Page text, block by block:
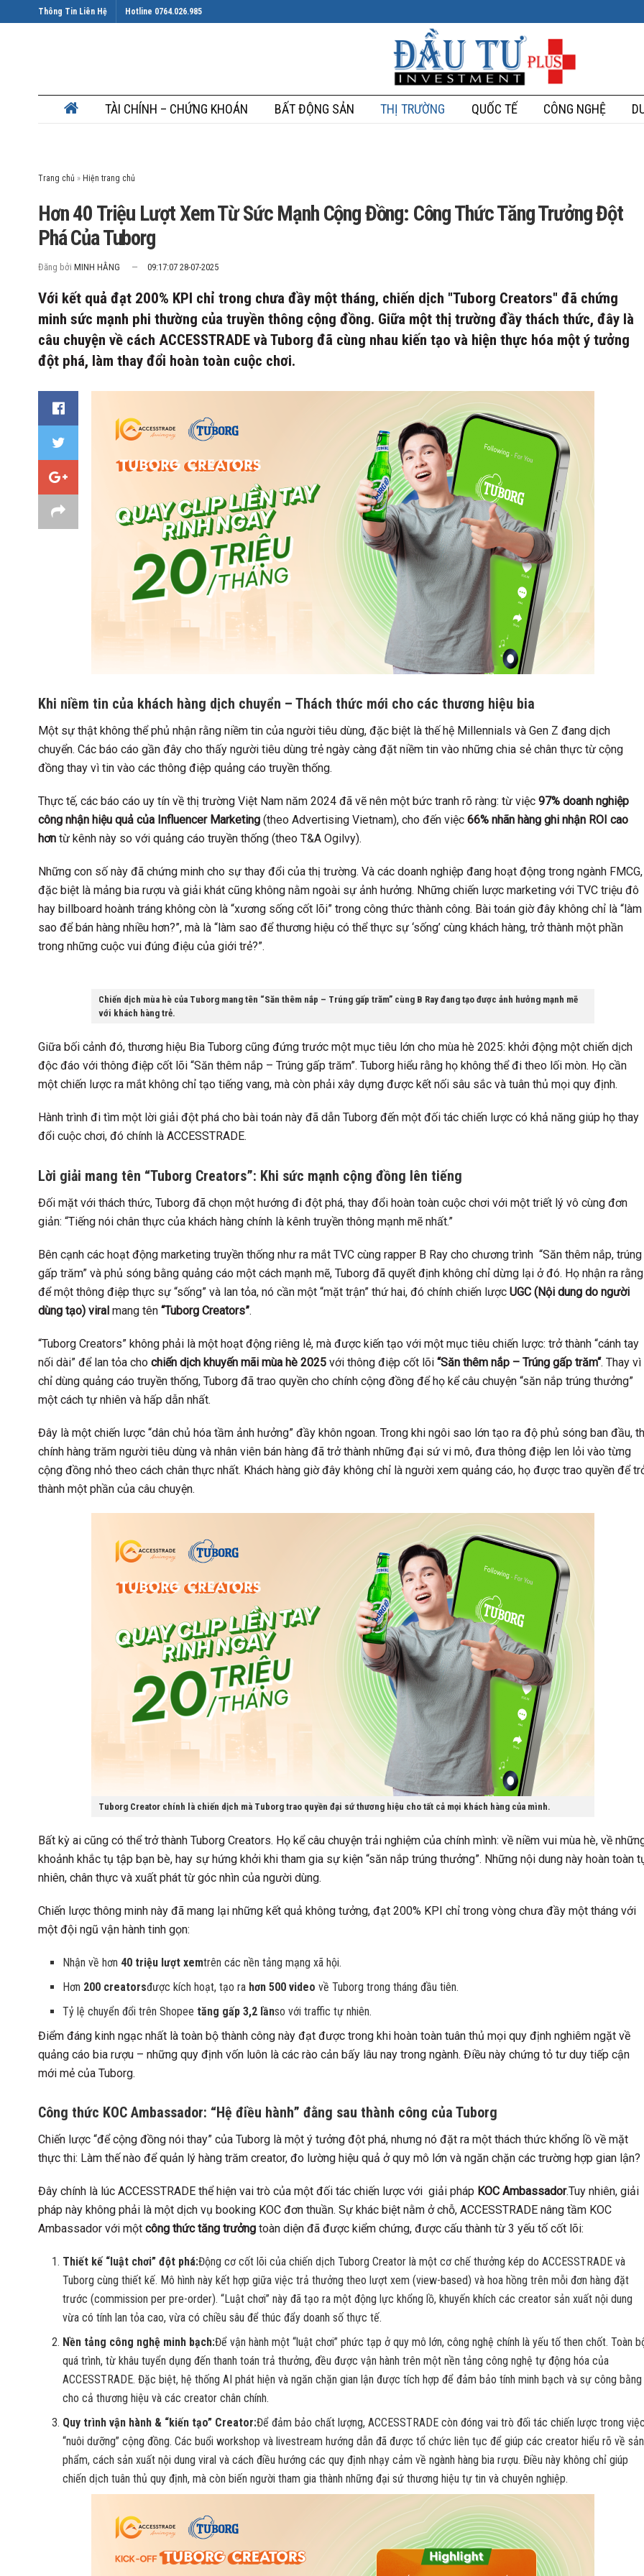
Thông Tin Liên Hệ Hotline 0764.026.985
TÀI CHÍNH – CHỨNG KHOÁN BẤT ĐỘNG SẢN THỊ TRƯỜNG QUỐC TẾ CÔNG NGHỆ
Trang chủ »
Hơn 40 Triệu Lượt Xem Từ Sức Mạnh Cộng Đồng: Công Thức Tăng Trưởng Đột
Phá Của Tuborg
Đăng bởi MINH HẰNG 09:17:07 28-07-2025
Với kết quả đạt 200% KPI chỉ trong chưa đầy một tháng, chiến dịch "Tuborg Creators" đã chứng
minh sức mạnh phi thường của truyền thông cộng đồng. Giữa một thị trường đầy thách thức, đây là
câu chuyện về cách ACCESSTRADE và Tuborg đã cùng nhau kiến tạo và hiện thực hóa một ý tưởng
đột phá, làm thay đổi hoàn toàn cuộc chơi.
Khi niềm tin của khách hàng dịch chuyển – Thách thức mới cho các thương hiệu bia
Một sự thật không thể phủ nhận rằng niềm tin của người tiêu dùng, đặc biệt là thế hệ Millennials và Gen Z đang dịch
chuyển. Các báo cáo gần đây cho thấy người tiêu dùng trẻ ngày càng đặt niềm tin vào những chia sẻ chân thực từ cộng
đồng thay vì tin vào các thông điệp quảng cáo truyền thống.
Thực tế, các báo cáo uy tín về thị trường Việt Nam năm 2024 đã vẽ nên một bức tranh rõ ràng: từ việc 97% doanh nghiệp
công nhận hiệu quả của Influencer Marketing (theo Advertising Vietnam), cho đến việc 66% nhãn hàng ghi nhận ROI cao
hơn từ kênh này so với quảng cáo truyền thống (theo T&A Ogilvy).
Những con số này đã chứng minh cho sự thay đổi của thị trường. Và các doanh nghiệp đang hoạt động trong ngành FMCG,
đặc biệt là mảng bia rượu và giải khát cũng không nằm ngoài sự ảnh hưởng. Những chiến lược marketing với TVC triệu đô
hay billboard hoành tráng không còn là “xương sống cốt lõi” trong công thức thành công. Bài toán giờ đây không chỉ là “làm
sao để bán hàng nhiều hơn?”, mà là “làm sao để thương hiệu có thể thực sự ‘sống’ cùng khách hàng, trở thành một phần
trong những cuộc vui đúng điệu của giới trẻ?”.
Chiến dịch mùa hè của Tuborg mang tên “Săn thêm nắp – Trúng gấp trăm” cùng B Ray đang tạo được ảnh hưởng mạnh mẽ
với khách hàng trẻ.
Giữa bối cảnh đó, thương hiệu Bia Tuborg cũng đứng trước một mục tiêu lớn cho mùa hè 2025: khởi động một chiến dịch
độc đáo với thông điệp cốt lõi “Săn thêm nắp – Trúng gấp trăm”. Tuborg hiểu rằng họ không thể đi theo lối mòn. Họ cần
một chiến lược ra mắt không chỉ tạo tiếng vang, mà còn phải xây dựng được kết nối sâu sắc và tuân thủ mọi quy định.
Hành trình đi tìm một lời giải đột phá cho bài toán này đã dẫn Tuborg đến một đối tác chiến lược có khả năng giúp họ thay
đổi cuộc chơi, đó chính là ACCESSTRADE.
Lời giải mang tên “Tuborg Creators”: Khi sức mạnh cộng đồng lên tiếng
Đối mặt với thách thức, Tuborg đã chọn một hướng đi đột phá, thay đổi hoàn toàn cuộc chơi với một triết lý vô cùng đơn
giản: “Tiếng nói chân thực của khách hàng chính là kênh truyền thông mạnh mẽ nhất.”
Bên cạnh các hoạt động marketing truyền thống như ra mắt TVC cùng rapper B Ray cho chương trình “Săn thêm nắp, trúng
gấp trăm” và phủ sóng bằng quảng cáo một cách mạnh mẽ, Tuborg đã quyết định không chỉ dừng lại ở đó. Họ nhận ra rằng
để một thông điệp thực sự “sống” và lan tỏa, nó cần một “mặt trận” thứ hai, đó chính chiến lược UGC (Nội dung do người
dùng tạo) viral mang tên “Tuborg Creators”.
“Tuborg Creators” không phải là một hoạt động riêng lẻ, mà được kiến tạo với một mục tiêu chiến lược: trở thành “cánh tay
nối dài” để lan tỏa cho chiến dịch khuyến mãi mùa hè 2025 với thông điệp cốt lõi “Săn thêm nắp – Trúng gấp trăm“. Thay vì
chỉ dùng quảng cáo truyền thống, Tuborg đã trao quyền cho chính cộng đồng để họ kể câu chuyện “săn nắp trúng thưởng”
một cách tự nhiên và hấp dẫn nhất.
Đây là một chiến lược “dân chủ hóa tầm ảnh hưởng” đầy khôn ngoan. Trong khi ngôi sao lớn tạo ra độ phủ sóng ban đầu,
chính hàng trăm người tiêu dùng và nhân viên bán hàng đã trở thành những đại sứ vi mô, đưa thông điệp len lỏi vào từng
cộng đồng nhỏ theo cách chân thực nhất. Khách hàng giờ đây không chỉ là người xem quảng cáo, họ được trao quyền để
thành một phần của câu chuyện.
Tuborg Creator chính là chiến dịch mà Tuborg trao quyền đại sứ thương hiệu cho tất cả mọi khách hàng của mình.
Bất kỳ ai cũng có thể trở thành Tuborg Creators. Họ kể câu chuyện trải nghiệm của chính mình: về niềm vui mùa hè, về
khoảnh khắc tụ tập bạn bè, hay sự hứng khởi khi tham gia sự kiện “săn nắp trúng thưởng”. Những nội dung này hoàn toàn
nhiên, chân thực và xuất phát từ góc nhìn của người dùng.
Chiến lược thông minh này đã mang lại những kết quả không tưởng, đạt 200% KPI chỉ trong vòng chưa đầy một tháng với
một đội ngũ vận hành tinh gọn:
Nhận về hơn 40 triệu lượt xemtrên các nền tảng mạng xã hội.
Hơn 200 creatorsđược kích hoạt, tạo ra hơn 500 video về Tuborg trong tháng đầu tiên.
Tỷ lệ chuyển đổi trên Shopee tăng gấp 3,2 lầnso với traffic tự nhiên.
Điểm đáng kinh ngạc nhất là toàn bộ thành công này đạt được trong khi hoàn toàn tuân thủ mọi quy định nghiêm ngặt về
quảng cáo bia rượu – những quy định vốn luôn là các rào cản bấy lâu nay trong ngành. Điều này chứng tỏ tư duy tiếp cận
mới mẻ của Tuborg.
Công thức KOC Ambassador: “Hệ điều hành” đằng sau thành công của Tuborg
Chiến lược “để cộng đồng nói thay” của Tuborg là một ý tưởng đột phá, nhưng nó đặt ra một thách thức khổng lồ về mặt
thực thi: Làm thế nào để quản lý hàng trăm creator, đo lường hiệu quả ở quy mô lớn và ngăn chặn các trường hợp gian lận?
Đây chính là lúc ACCESSTRADE thể hiện vai trò của một đối tác chiến lược với giải pháp KOC Ambassador.Tuy nhiên, giải
pháp này không phải là một dịch vụ booking KOC đơn thuần. Sự khác biệt nằm ở chỗ, ACCESSTRADE nâng tầm KOC
Ambassador với một công thức tăng trưởng toàn diện đã được kiểm chứng, được cấu thành từ 3 yếu tố cốt lõi:
Thiết kế “luật chơi” đột phá:Động cơ cốt lõi của chiến dịch Tuborg Creator là một cơ chế thưởng kép do ACCESSTRADE và
Tuborg cùng thiết kế. Mô hình này kết hợp giữa việc trả thưởng theo lượt xem (view-based) và hoa hồng trên mỗi đơn hàng đặt
trước (commission per pre-order). “Luật chơi” này đã tạo ra một động lực khổng lồ, khuyến khích các creator sản xuất nội dung
vừa có tính lan tỏa cao, vừa có chiều sâu để thúc đẩy doanh số thực tế.
Nền tảng công nghệ minh bạch:Để vận hành một “luật chơi” phức tạp ở quy mô lớn, công nghệ chính là yếu tố then chốt. Toàn
quá trình, từ khâu tuyển dụng đến thanh toán trả thưởng, đều được vận hành trên một nền tảng công nghệ tự động hóa của
ACCESSTRADE. Đặc biệt, hệ thống AI phát hiện và ngăn chặn gian lận được tích hợp để đảm bảo tính minh bạch và sự công bằng
cho cả thương hiệu và các creator chân chính.
Quy trình vận hành & “kiến tạo” Creator:Để đảm bảo chất lượng, ACCESSTRADE còn đóng vai trò đối tác chiến lược trong
“nuôi dưỡng” cộng đồng. Các buổi workshop và livestream hướng dẫn đã được tổ chức liên tục để giúp các creator hiểu rõ về sản
phẩm, cách sản xuất nội dung viral và cách điều hướng các quy định nhạy cảm về ngành hàng bia rượu. Điều này không chỉ giúp
chiến dịch tuân thủ quy định, mà còn biến người tham gia thành những đại sứ thương hiệu tự tin và chuyên nghiệp.